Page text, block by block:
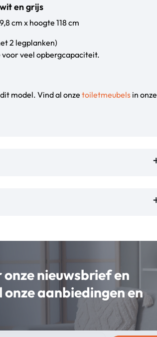
en grijs
cm x hoogte 118 cm
2 legplanken)
voor veel opbergcapaciteit.
model. Vind al onze toiletmeubels in onze
nieuwsbrief en
aanbiedingen en